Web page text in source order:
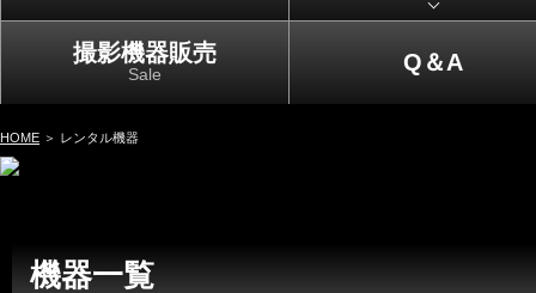
撮影機器販売
Sale Q＆A
HOME ＞ レンタル機器
機器一覧